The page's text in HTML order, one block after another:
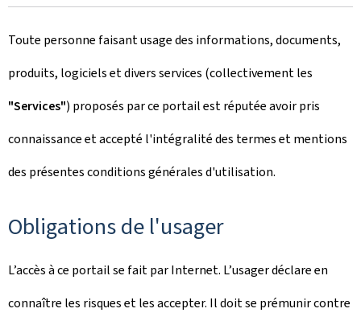
Toute personne faisant usage des informations, documents,
produits, logiciels et divers services (collectivement les
"Services") proposés par ce portail est réputée avoir pris
connaissance et accepté l'intégralité des termes et mentions
des présentes conditions générales d'utilisation.
Obligations de l'usager
L’accès à ce portail se fait par Internet. L’usager déclare en
connaître les risques et les accepter. Il doit se prémunir contre